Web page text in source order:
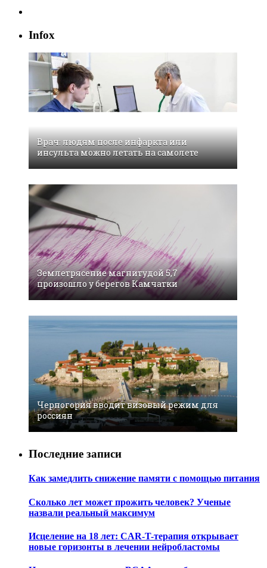
Infox
Врач: людям после инфаркта или
инсульта можно летать на самолете
Землетрясение магнитудой 5,7
произошло у берегов Камчатки
Черногория вводит визовый режим для
россиян
Последние записи
Как замедлить снижение памяти с помощью питания
Сколько лет может прожить человек? Ученые
назвали реальный максимум
Исцеление на 18 лет: CAR-T-терапия открывает
новые горизонты в лечении нейробластомы